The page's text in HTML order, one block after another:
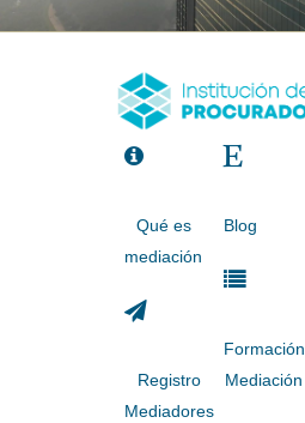
Qué es
mediación
Registro
Mediadores
Blog
Formación
Mediación